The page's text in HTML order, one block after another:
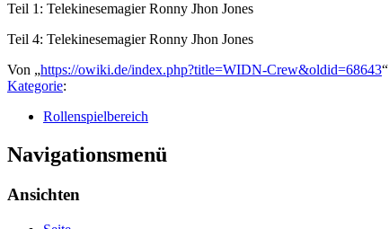
Teil 1: Telekinesemagier Ronny Jhon Jones
Teil 4: Telekinesemagier Ronny Jhon Jones
Von „https://owiki.de/index.php?title=WIDN-Crew&oldid=68643“
Kategorie:
Rollenspielbereich
Navigationsmenü
Ansichten